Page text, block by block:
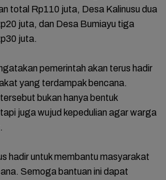
total Rp110 juta, Desa Kalinusu dua
juta, dan Desa Bumiayu tiga
juta.
pemerintah akan terus hadir
yang terdampak bencana.
bukan hanya bentuk
juga wujud kepedulian agar warga
hadir untuk membantu masyarakat
Semoga bantuan ini dapat